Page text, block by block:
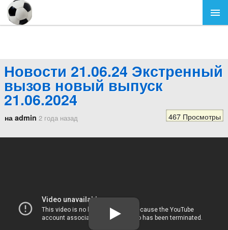
Новости 21.06.24 Экстренный
вызов новый выпуск
21.06.2024
на admin 2 года назад 467 Просмотры